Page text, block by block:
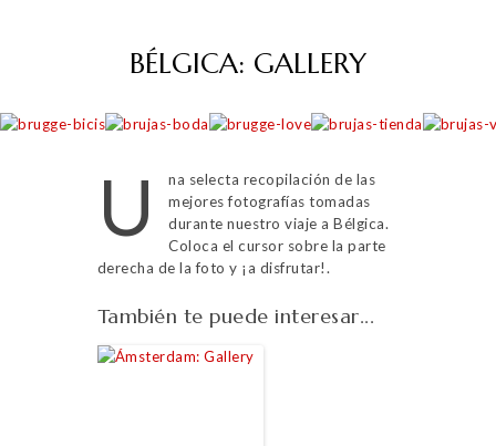
BÉLGICA: GALLERY
U
na selecta recopilación de las
mejores fotografías tomadas
durante nuestro viaje a Bélgica.
Coloca el cursor sobre la parte
derecha de la foto y ¡a disfrutar!.
También te puede interesar...